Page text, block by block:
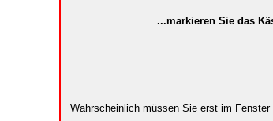
...markieren Sie das
Wahrscheinlich müssen Sie erst im